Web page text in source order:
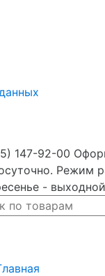
147-92-00
Режим
-